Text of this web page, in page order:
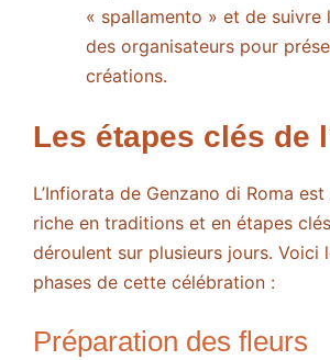
« spallamento » et de suivre
des organisateurs pour
créations.
Les étapes clés de
L’Infiorata de Genzano di Roma
riche en traditions et en étapes
déroulent sur plusieurs jours. Voici
phases de cette célébration :
Préparation des fleurs